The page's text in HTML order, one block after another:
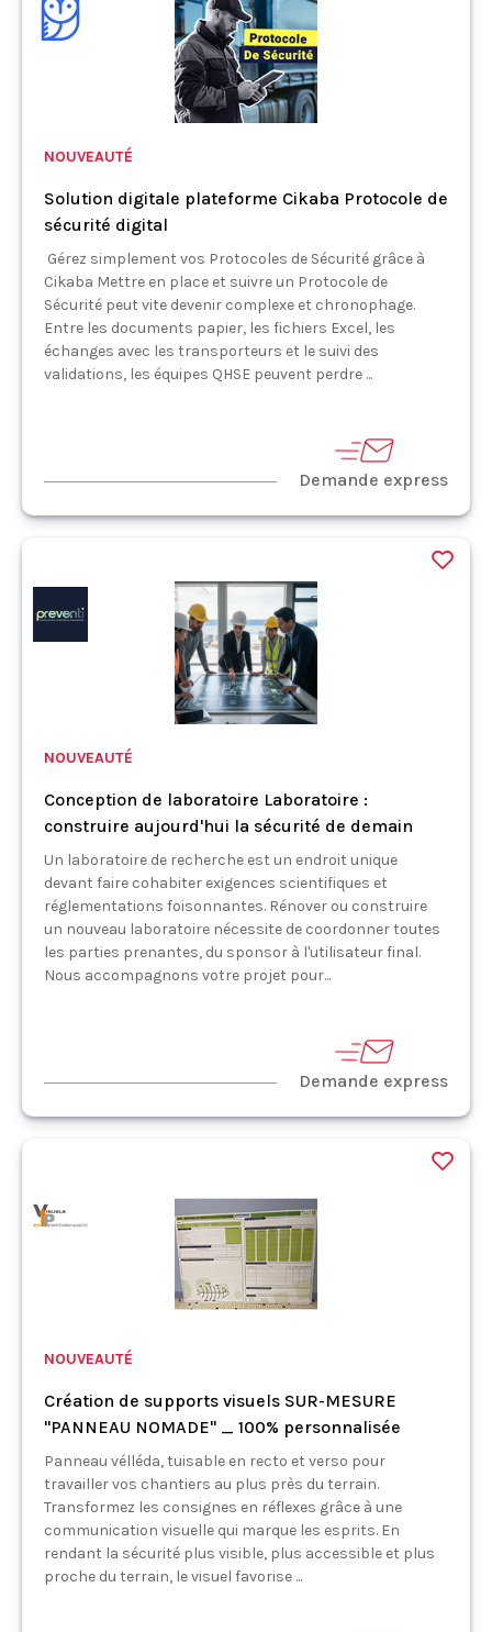
NOUVEAUTÉ
Solution digitale plateforme Cikaba Protocole de
sécurité digital
Gérez simplement vos Protocoles de Sécurité grâce à
Cikaba Mettre en place et suivre un Protocole de
Sécurité peut vite devenir complexe et chronophage.
Entre les documents papier, les fichiers Excel, les
échanges avec les transporteurs et le suivi des
validations, les équipes QHSE peuvent perdre ...
Demande express
NOUVEAUTÉ
Conception de laboratoire Laboratoire :
construire aujourd'hui la sécurité de demain
Un laboratoire de recherche est un endroit unique
devant faire cohabiter exigences scientifiques et
réglementations foisonnantes. Rénover ou construire
un nouveau laboratoire nécessite de coordonner toutes
les parties prenantes, du sponsor à l'utilisateur final.
Nous accompagnons votre projet pour...
Demande express
NOUVEAUTÉ
Création de supports visuels SUR-MESURE
"PANNEAU NOMADE" _ 100% personnalisée
Panneau vélléda, tuisable en recto et verso pour
travailler vos chantiers au plus près du terrain.
Transformez les consignes en réflexes grâce à une
communication visuelle qui marque les esprits. En
rendant la sécurité plus visible, plus accessible et plus
proche du terrain, le visuel favorise ...